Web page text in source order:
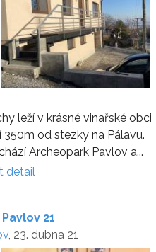
leží v krásné vinařské obci
od stezky na Pálavu.
Archeopark Pavlov a...
detail
21
, 23. dubna 21